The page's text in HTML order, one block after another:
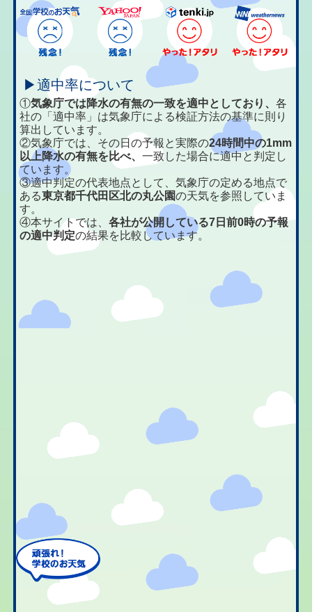
▶適中率について
①気象庁では降水の有無の一致を適中としており、各
社の「適中率」は気象庁による検証方法の基準に則り
算出しています。
②気象庁では、その日の予報と実際の24時間中の1mm
以上降水の有無を比べ、一致した場合に適中と判定し
ています。
③適中判定の代表地点として、気象庁の定める地点で
ある東京都千代田区北の丸公園の天気を参照していま
す。
④本サイトでは、各社が公開している7日前0時の予報
の適中判定の結果を比較しています。